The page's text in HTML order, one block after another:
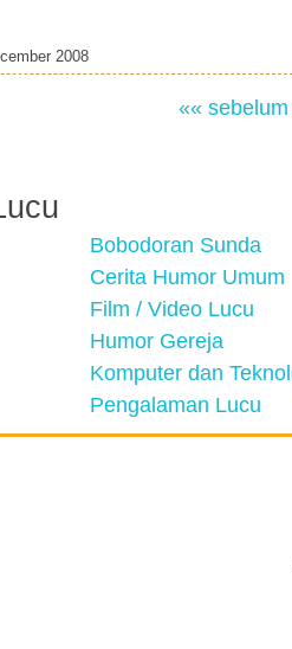
2008
«« sebelum
Bobodoran Sunda
Cerita Humor Umum
Film / Video Lucu
Humor Gereja
Komputer dan
Pengalaman Lucu